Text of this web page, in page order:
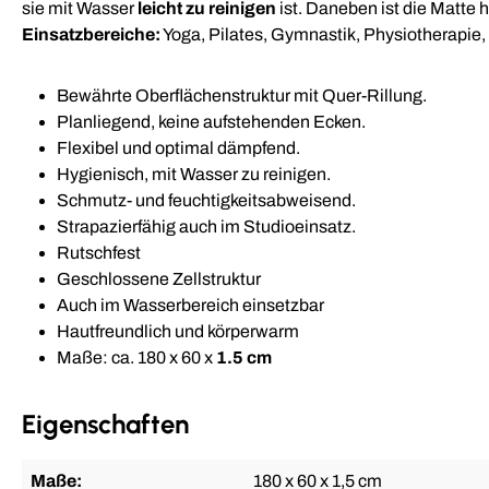
sie mit Wasserleicht zu reinigen ist. Daneben ist die Matte
Einsatzbereiche:Yoga, Pilates, Gymnastik,
Bewährte Oberflächenstruktur mit Quer-Rillung.
Planliegend, keine aufstehenden Ecken.
Flexibel und optimal dämpfend.
Hygienisch, mit Wasser zu reinigen.
Schmutz- und feuchtigkeitsabweisend.
Strapazierfähig auch im Studioeinsatz.
Rutschfest
Geschlossene Zellstruktur
Auch im Wasserbereich einsetzbar
Hautfreundlich und körperwarm
Maße: ca. 180 x 60 x 1.5 cm
Eigenschaften
Maße: 180 x 60 x 1,5 cm